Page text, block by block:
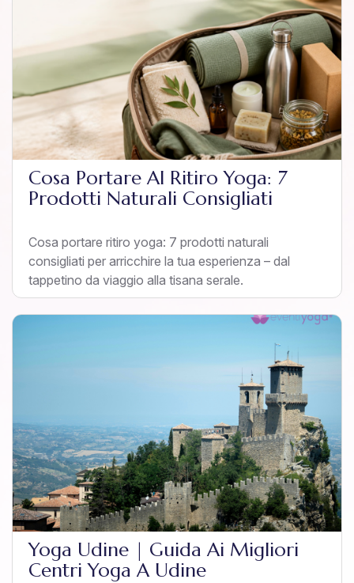
Cosa Portare Al Ritiro Yoga: 7
Prodotti Naturali Consigliati
Cosa portare ritiro yoga: 7 prodotti naturali
consigliati per arricchire la tua esperienza – dal
tappetino da viaggio alla tisana serale.
Yoga Udine | Guida Ai Migliori
Centri Yoga A Udine